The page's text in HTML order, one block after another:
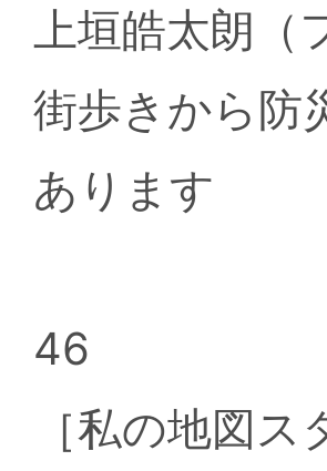
上垣皓太朗
街歩きから
あります
46
［私の地図